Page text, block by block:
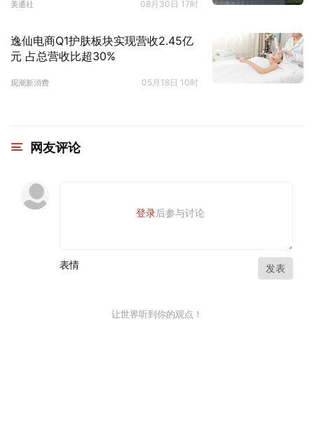
美通社 08月30日 17时
逸仙电商Q1护肤板块实现营收2.45亿
元 占总营收比超30%
观潮新消费 05月18日 10时
网友评论
登录后参与讨论
表情 发表
让世界听到你的观点！